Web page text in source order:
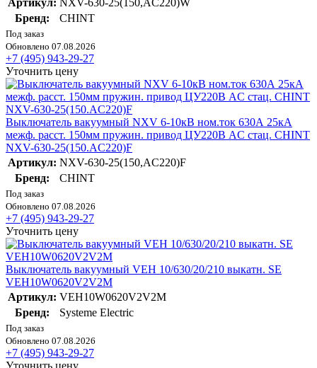
Артикул: NXV-630-25(150,AC220)W
Бренд:
CHINT
Под заказ
Обновлено 07.08.2026
+7 (495) 943-29-27
Уточнить цену
Выключатель вакуумный NXV 6-10кВ ном.ток 630А 25кА
межф. расст. 150мм пружин. привод ЦУ220В AC стац. CHINT
NXV-630-25(150.AC220)F
Артикул: NXV-630-25(150,AC220)F
Бренд:
CHINT
Под заказ
Обновлено 07.08.2026
+7 (495) 943-29-27
Уточнить цену
Выключатель вакуумный VEH 10/630/20/210 выкатн. SE
VEH10W0620V2V2M
Артикул: VEH10W0620V2V2M
Бренд:
Systeme Electric
Под заказ
Обновлено 07.08.2026
+7 (495) 943-29-27
Уточнить цену